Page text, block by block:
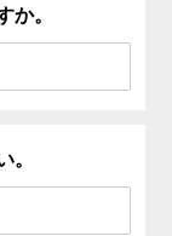
か。
。